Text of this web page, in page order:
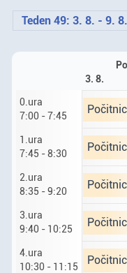
Prejšnji teden
Teden 49: 3. 8. - 9. 8.
3. 8.
0.ura
7:00 - 7:45
1.ura
7:45 - 8:30
2.ura
8:35 - 9:20
3.ura
9:40 - 10:25
4.ura
10:30 - 11:15